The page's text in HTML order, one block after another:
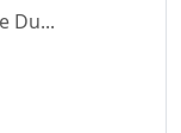
Du...